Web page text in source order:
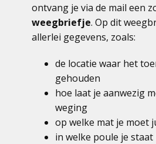
ontvang je via de mail een
weegbriefje. Op dit
allerlei gegevens, zoals:
de locatie waar het
gehouden
hoe laat je aanwezig
weging
op welke mat je moet
in welke poule je staat